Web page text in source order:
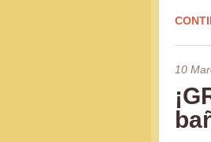
10